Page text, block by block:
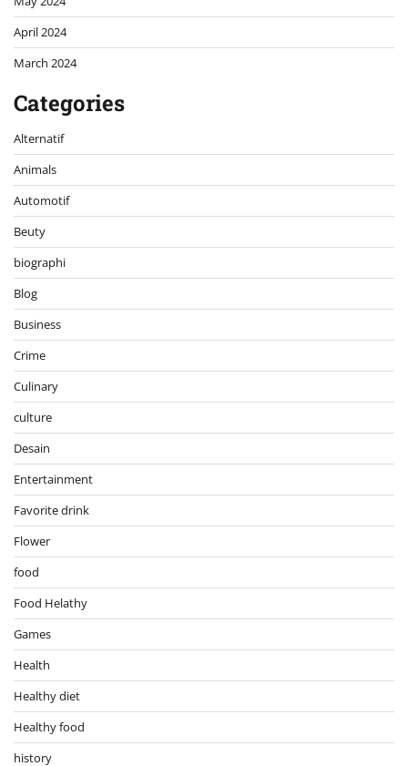
April 2024
March 2024
Categories
Alternatif
Animals
Automotif
Beuty
biographi
Blog
Business
Crime
Culinary
culture
Desain
Entertainment
Favorite drink
Flower
food
Food Helathy
Games
Health
Healthy diet
Healthy food
history